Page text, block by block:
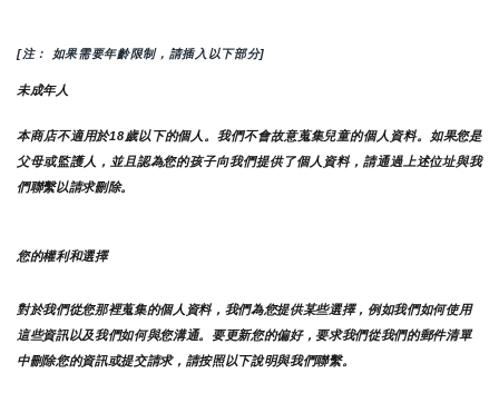
[注： 如果需要年齡限制，請插入以下部分]
未成年人
本商店不適用於18歲以下的個人。我們不會故意蒐集兒童的個人資料。如果您是
父母或監護人，並且認為您的孩子向我們提供了個人資料，請通過上述位址與我
們聯繫以請求刪除。
您的權利和選擇
對於我們從您那裡蒐集的個人資料，我們為您提供某些選擇，例如我們如何使用
這些資訊以及我們如何與您溝通。要更新您的偏好，要求我們從我們的郵件清單
中刪除您的資訊或提交請求，請按照以下說明與我們聯繫。